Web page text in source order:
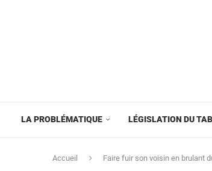
LA PROBLÉMATIQUE LÉGISLATION DU
Accueil Faire fuir son voisin en brulant